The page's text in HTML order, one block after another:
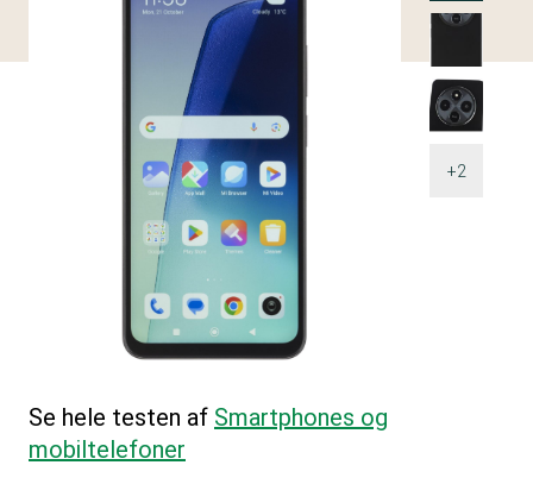
+2
Se hele testen af Smartphones og
mobiltelefoner